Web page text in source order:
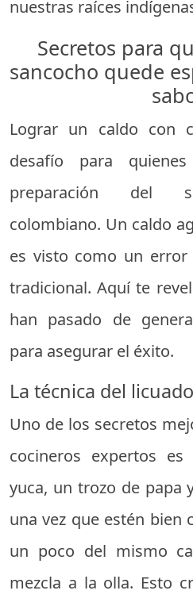
nuestras raíces
Secretos para
sancocho quede
Lograr un caldo con
desafío para
preparación del
colombiano. Un caldo
es visto como un error
tradicional. Aquí te
han pasado de
para asegurar el éxito.
La técnica del
Uno de los secretos
cocineros expertos
yuca, un trozo de papa
una vez que estén bien
un poco del mismo
mezcla a la olla. Esto